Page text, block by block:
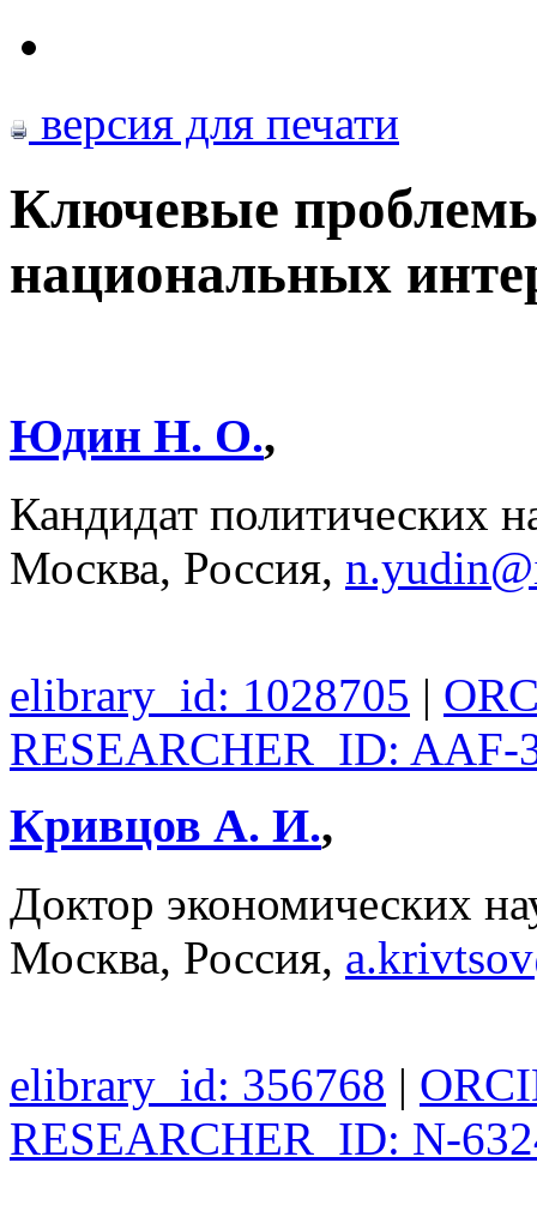
версия для печати
Ключевые
национальных
Юдин Н. О.,
Кандидат
Москва, Россия,
elibrary_id: 1028705 |
RESEARCHER_ID: AAF-
Кривцов А. И.,
Доктор
Москва, Россия,
elibrary_id: 356768 |
RESEARCHER_ID: N-